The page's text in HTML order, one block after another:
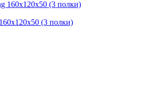
(3 полки)